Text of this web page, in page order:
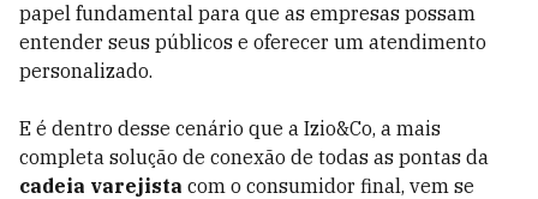
papel fundamental para que as empresas possam
entender seus públicos e oferecer um atendimento
personalizado.
E é dentro desse cenário que a Izio&Co, a mais
completa solução de conexão de todas as pontas da
cadeia varejista com o consumidor final, vem se